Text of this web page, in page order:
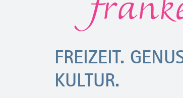
FREIZEIT.
KULTUR.